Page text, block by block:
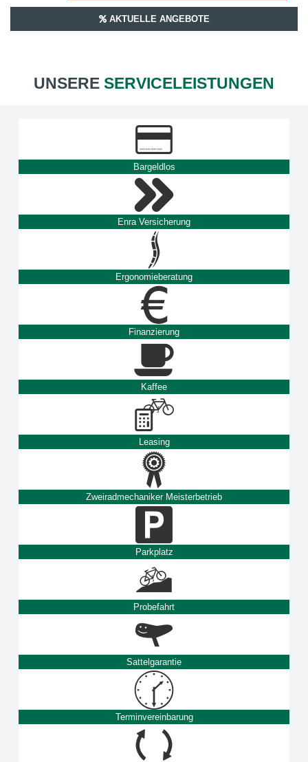
AKTUELLE ANGEBOTE
UNSERE SERVICELEISTUNGEN
Bargeldlos
Enra Versicherung
Ergonomieberatung
Finanzierung
Kaffee
Leasing
Zweiradmechaniker Meisterbetrieb
Parkplatz
Probefahrt
Sattelgarantie
Terminvereinbarung